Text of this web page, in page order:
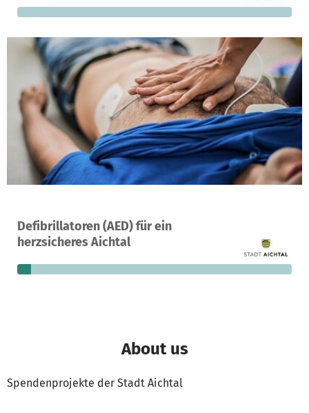
Defibrillatoren (AED) für ein
herzsicheres Aichtal
A project in Aichtal, Germany
20 €12,288
still needed
About us
Spendenprojekte der Stadt Aichtal